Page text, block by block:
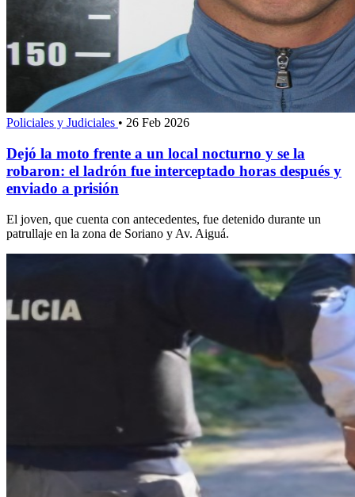
Policiales y Judiciales • 26 Feb 2026
Dejó la moto frente a un local nocturno y se la
robaron: el ladrón fue interceptado horas después y
enviado a prisión
El joven, que cuenta con antecedentes, fue detenido durante un
patrullaje en la zona de Soriano y Av. Aiguá.